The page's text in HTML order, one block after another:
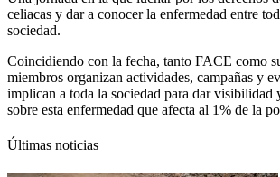
celiacas y dar a conocer la enfermedad entre
sociedad.
Coincidiendo con la fecha, tanto FACE como
miembros organizan actividades, campañas y
implican a toda la sociedad para dar visibilidad
sobre esta enfermedad que afecta al 1% de la
Últimas noticias